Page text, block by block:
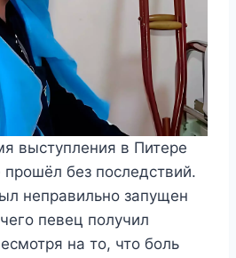
выступления в Питере
без последствий.
неправильно запущен
певец получил
на то, что боль